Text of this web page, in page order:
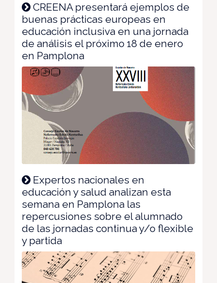
CREENA presentará ejemplos de
buenas prácticas europeas en
educación inclusiva en una jornada
de análisis el próximo 18 de enero
en Pamplona
Expertos nacionales en
educación y salud analizan esta
semana en Pamplona las
repercusiones sobre el alumnado
de las jornadas continua y/o flexible
y partida